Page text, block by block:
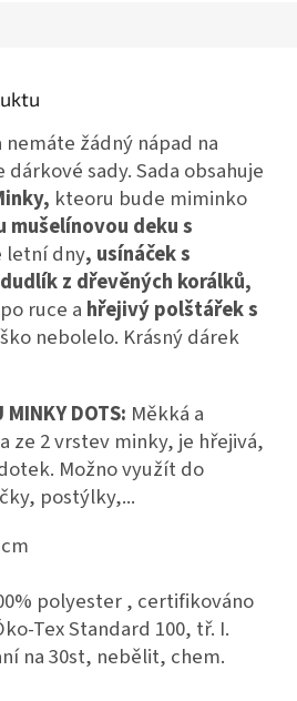
žádný nápad na
dárkové sady. Sada obsahuje
kteoru bude miminko
mušelínovou deku s
letní dny, usínáček s
z dřevěných korálků,
ruce a hřejivý polštářek s
nebolelo. Krásný dárek
MINKY DOTS: Měkká a
ze 2 vrstev minky, je hřejivá,
Možno využít do
postýlky,...
polyester , certifikováno
Tex Standard 100, tř. I.
na 30st, nebělit, chem.